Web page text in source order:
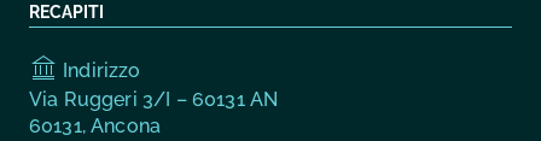
RECAPITI
Indirizzo
Via Ruggeri 3/I – 60131 AN
60131, Ancona